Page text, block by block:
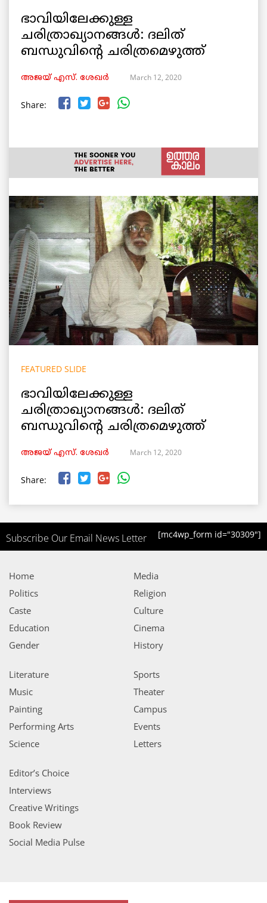
ഭാവിയിലേക്കുള്ള
ചരിത്രാഖ്യാനങ്ങൾ: ദലിത്
ബന്ധുവിന്‍റെ ചരിത്രമെഴുത്ത്
അജയ് എസ്. ശേഖര്‍ March 12, 2020
Share:
FEATURED SLIDE
ഭാവിയിലേക്കുള്ള
ചരിത്രാഖ്യാനങ്ങൾ: ദലിത്
ബന്ധുവിന്‍റെ ചരിത്രമെഴുത്ത്
അജയ് എസ്. ശേഖര്‍ March 12, 2020
Share:
Subscribe Our Email News Letter [mc4wp_form id="30309"]
Home
Politics
Caste
Education
Gender
Media
Religion
Culture
Cinema
History
Literature
Music
Painting
Performing Arts
Science
Sports
Theater
Campus
Events
Letters
Editor’s Choice
Interviews
Creative Writings
Book Review
Social Media Pulse